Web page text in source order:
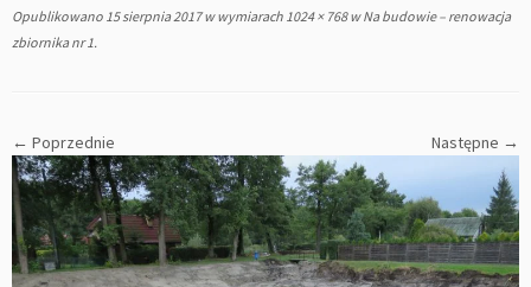
Opublikowano 15 sierpnia 2017w wymiarach 1024 × 768wNa budowie – renowacja
zbiornika nr 1.
← Poprzednie Następne →